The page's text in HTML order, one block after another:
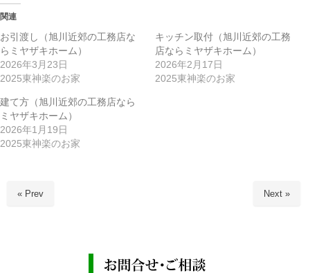
関連
お引渡し（旭川近郊の工務店な
らミヤザキホーム）
2026年3月23日
2025東神楽のお家
キッチン取付（旭川近郊の工務
店ならミヤザキホーム）
2026年2月17日
2025東神楽のお家
建て方（旭川近郊の工務店なら
ミヤザキホーム）
2026年1月19日
2025東神楽のお家
« Prev Next »